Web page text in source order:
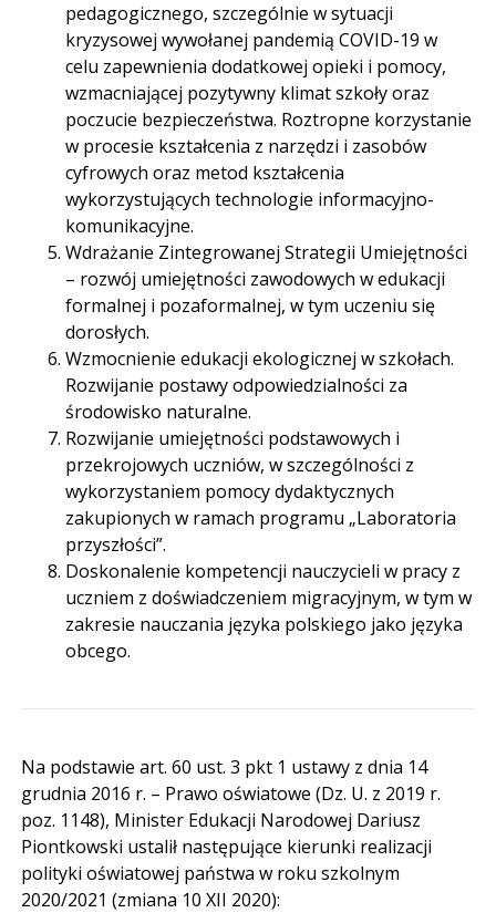
pedagogicznego, szczególnie w sytuacji
kryzysowej wywołanej pandemią COVID-19 w
celu zapewnienia dodatkowej opieki i pomocy,
wzmacniającej pozytywny klimat szkoły oraz
poczucie bezpieczeństwa. Roztropne korzystanie
w procesie kształcenia z narzędzi i zasobów
cyfrowych oraz metod kształcenia
wykorzystujących technologie informacyjno-
komunikacyjne.
Wdrażanie Zintegrowanej Strategii Umiejętności
– rozwój umiejętności zawodowych w edukacji
formalnej i pozaformalnej, w tym uczeniu się
dorosłych.
Wzmocnienie edukacji ekologicznej w szkołach.
Rozwijanie postawy odpowiedzialności za
środowisko naturalne.
Rozwijanie umiejętności podstawowych i
przekrojowych uczniów, w szczególności z
wykorzystaniem pomocy dydaktycznych
zakupionych w ramach programu „Laboratoria
przyszłości”.
Doskonalenie kompetencji nauczycieli w pracy z
uczniem z doświadczeniem migracyjnym, w tym w
zakresie nauczania języka polskiego jako języka
obcego.
Na podstawie art. 60 ust. 3 pkt 1 ustawy z dnia 14
grudnia 2016 r. – Prawo oświatowe (Dz. U. z 2019 r.
poz. 1148), Minister Edukacji Narodowej Dariusz
Piontkowski ustalił następujące kierunki realizacji
polityki oświatowej państwa w roku szkolnym
2020/2021 (zmiana 10 XII 2020):